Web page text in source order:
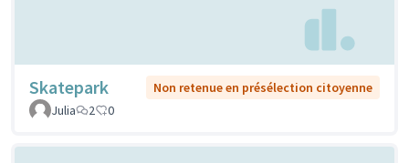
Skatepark
Non retenue en présélection citoyenne
Julia
2 0